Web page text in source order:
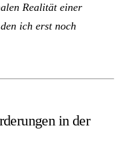
Realität einer
ich erst noch
in der